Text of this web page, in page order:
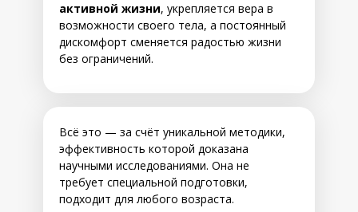
активной жизни, укрепляется вера в
возможности своего тела, а постоянный
дискомфорт сменяется радостью жизни
без ограничений.
Всё это — за счёт уникальной методики,
эффективность которой доказана
научными исследованиями. Она не
требует специальной подготовки,
подходит для любого возраста.